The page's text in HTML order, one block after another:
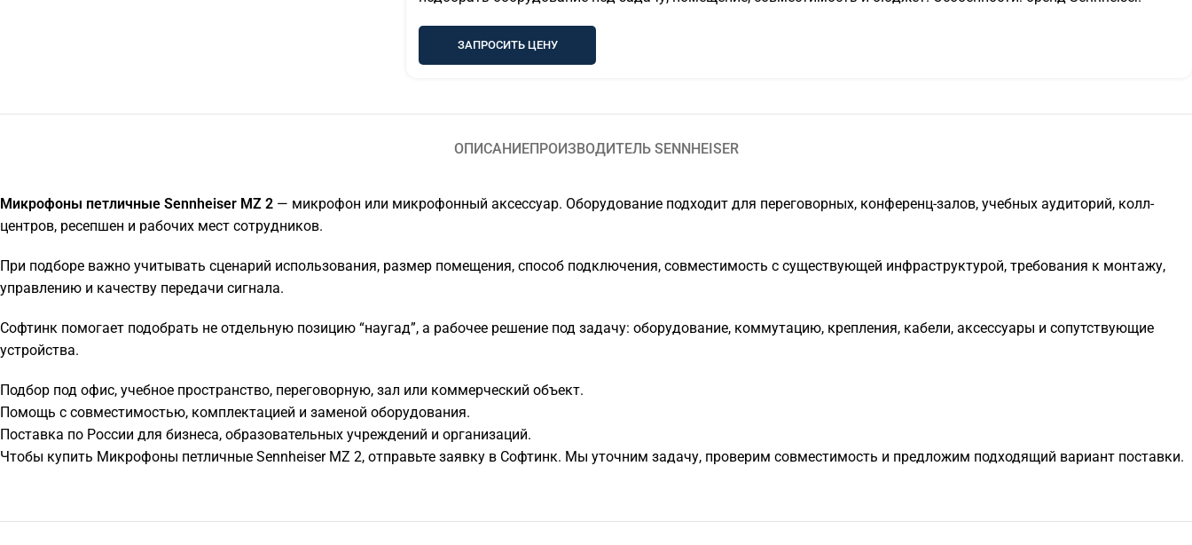
ЗАПРОСИТЬ ЦЕНУ
ОПИСАНИЕПРОИЗВОДИТЕЛЬ SENNHEISER
Микрофоны петличные Sennheiser MZ 2 — микрофон или микрофонный аксессуар. Оборудование подходит для переговорных, конференц-залов, учебных аудиторий, колл-
центров, ресепшен и рабочих мест сотрудников.
При подборе важно учитывать сценарий использования, размер помещения, способ подключения, совместимость с существующей инфраструктурой, требования к монтажу,
управлению и качеству передачи сигнала.
Софтинк помогает подобрать не отдельную позицию “наугад”, а рабочее решение под задачу: оборудование, коммутацию, крепления, кабели, аксессуары и сопутствующие
устройства.
Подбор под офис, учебное пространство, переговорную, зал или коммерческий объект.
Помощь с совместимостью, комплектацией и заменой оборудования.
Поставка по России для бизнеса, образовательных учреждений и организаций.
Чтобы купить Микрофоны петличные Sennheiser MZ 2, отправьте заявку в Софтинк. Мы уточним задачу, проверим совместимость и предложим подходящий вариант поставки.